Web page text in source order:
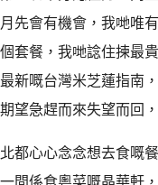
先會有機會，我哋唯
套餐，我哋諗住揀最
新嘅台灣米芝蓮指南
望急趕而來失望而回
都心心念念想去食嘅